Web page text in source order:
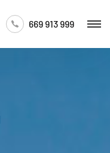
669 913 999